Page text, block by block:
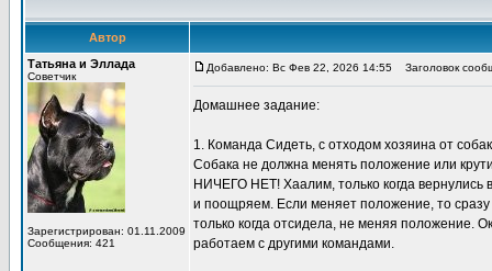
Автор
Татьяна и Эллада
Советчик
Зарегистрирован: 01.11.2009
Сообщения: 421
Добавлено: Вс Фев 22, 2026 14:55 Заголовок
Домашнее задание:
1. Команда Сидеть, с отходом хозяина от
Собака не должна менять положение или
НИЧЕГО НЕТ! Хаалим, только когда вернулись
и поощряем. Если меняет положение, то
только когда отсидела, не меняя положение.
работаем с другими командами.